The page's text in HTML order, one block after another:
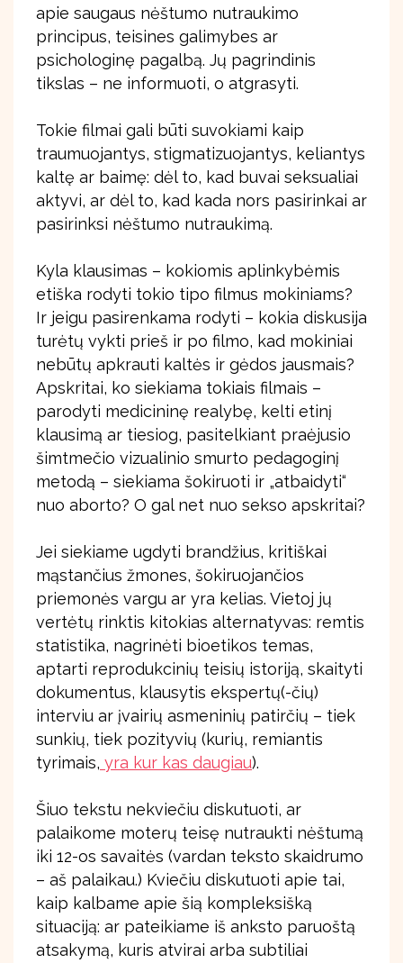
apie saugaus nėštumo nutraukimo
principus, teisines galimybes ar
psichologinę pagalbą. Jų pagrindinis
tikslas – ne informuoti, o atgrasyti.
Tokie filmai gali būti suvokiami kaip
traumuojantys, stigmatizuojantys, keliantys
kaltę ar baimę: dėl to, kad buvai seksualiai
aktyvi, ar dėl to, kad kada nors pasirinkai ar
pasirinksi nėštumo nutraukimą.
Kyla klausimas – kokiomis aplinkybėmis
etiška rodyti tokio tipo filmus mokiniams?
Ir jeigu pasirenkama rodyti – kokia diskusija
turėtų vykti prieš ir po filmo, kad mokiniai
nebūtų apkrauti kaltės ir gėdos jausmais?
Apskritai, ko siekiama tokiais filmais –
parodyti medicininę realybę, kelti etinį
klausimą ar tiesiog, pasitelkiant praėjusio
šimtmečio vizualinio smurto pedagoginį
metodą – siekiama šokiruoti ir „atbaidyti“
nuo aborto? O gal net nuo sekso apskritai?
Jei siekiame ugdyti brandžius, kritiškai
mąstančius žmones, šokiruojančios
priemonės vargu ar yra kelias. Vietoj jų
vertėtų rinktis kitokias alternatyvas: remtis
statistika, nagrinėti bioetikos temas,
aptarti reprodukcinių teisių istoriją, skaityti
dokumentus, klausytis ekspertų(-čių)
interviu ar įvairių asmeninių patirčių – tiek
sunkių, tiek pozityvių (kurių, remiantis
tyrimais, yra kur kas daugiau).
Šiuo tekstu nekviečiu diskutuoti, ar
palaikome moterų teisę nutraukti nėštumą
iki 12-os savaitės (vardan teksto skaidrumo
– aš palaikau.) Kviečiu diskutuoti apie tai,
kaip kalbame apie šią kompleksišką
situaciją: ar pateikiame iš anksto paruoštą
atsakymą, kuris atvirai arba subtiliai